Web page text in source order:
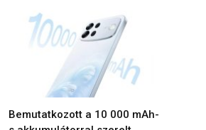
Bemutatkozott a 10 000 mAh-